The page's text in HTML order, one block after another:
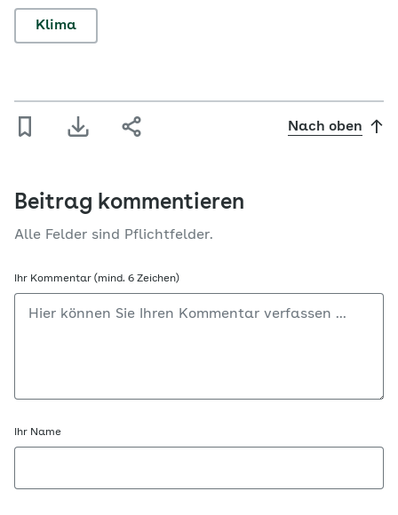
Klima
Nach oben
Beitrag kommentieren
Alle Felder sind Pflichtfelder.
Ihr Kommentar (mind. 6 Zeichen)
Ihr Name